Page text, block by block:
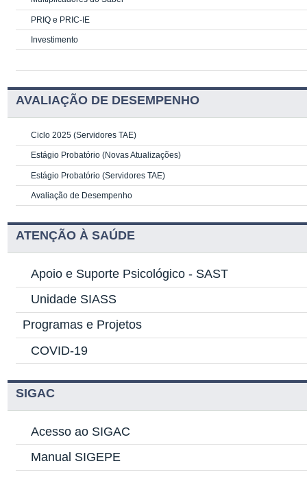
PRIQ e PRIC-IE
Investimento
AVALIAÇÃO DE DESEMPENHO
Ciclo 2025 (Servidores TAE)
Estágio Probatório (Novas Atualizações)
Estágio Probatório (Servidores TAE)
Avaliação de Desempenho
ATENÇÃO À SAÚDE
Apoio e Suporte Psicológico - SAST
Unidade SIASS
Programas e Projetos
COVID-19
SIGAC
Acesso ao SIGAC
Manual SIGEPE